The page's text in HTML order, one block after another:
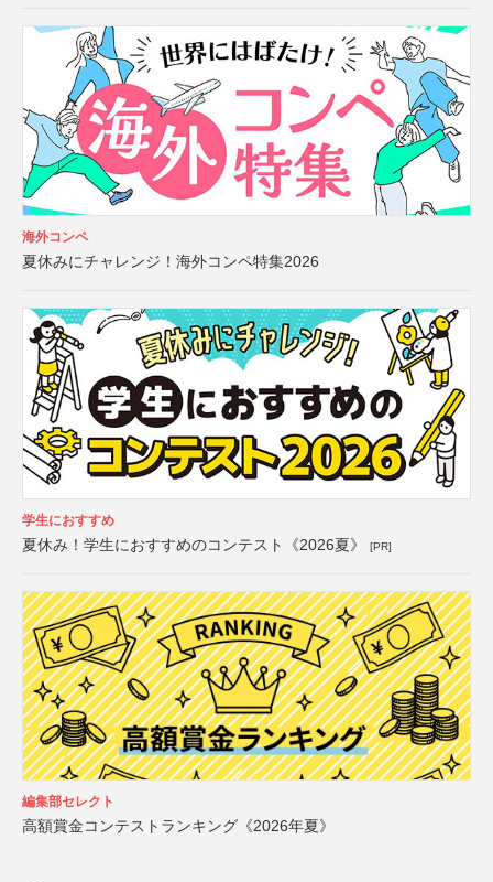
海外コンペ
夏休みにチャレンジ！海外コンペ特集2026
学生におすすめ
夏休み！学生におすすめのコンテスト《2026夏》 [PR]
編集部セレクト
高額賞金コンテストランキング《2026年夏》